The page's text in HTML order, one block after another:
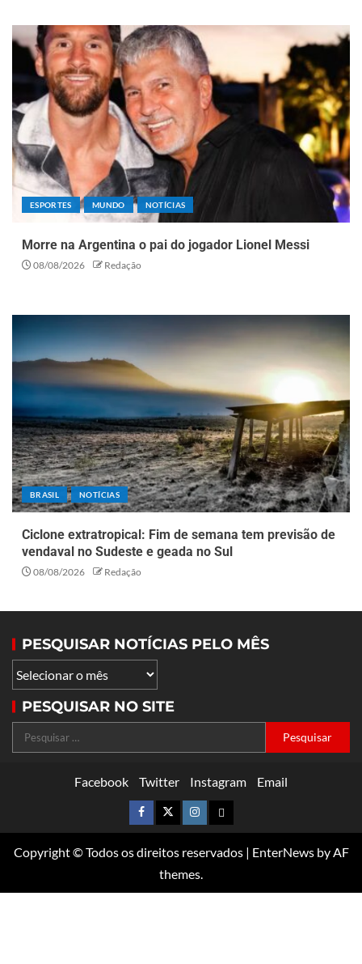
ESPORTES MUNDO NOTÍCIAS
Morre na Argentina o pai do jogador Lionel Messi
08/08/2026 Redação
BRASIL NOTÍCIAS
Ciclone extratropical: Fim de semana tem previsão de
vendaval no Sudeste e geada no Sul
08/08/2026 Redação
PESQUISAR NOTÍCIAS PELO MÊS
PESQUISAR NO SITE
Facebook Twitter Instagram Email
Copyright © Todos os direitos reservados | EnterNewsby AF
themes.